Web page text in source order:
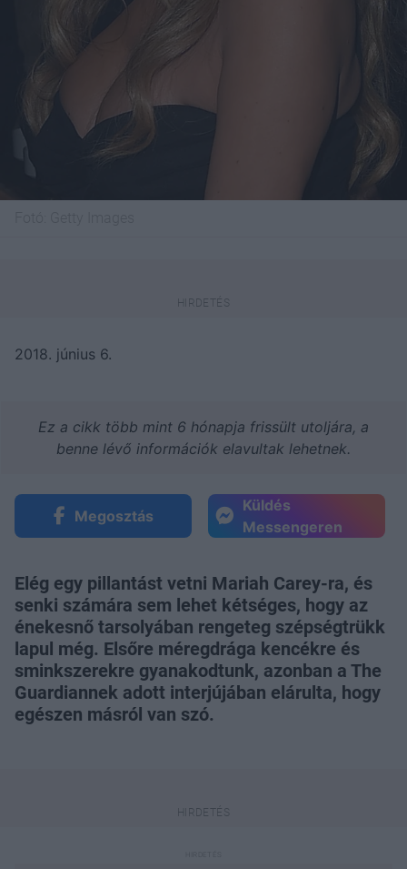
2018. június 6.
Ez a cikk több mint 6 hónapja frissült utoljára, a
benne lévő információk elavultak lehetnek.
Megosztás
Küldés
Messengeren
Elég egy pillantást vetni Mariah Carey-ra, és
senki számára sem lehet kétséges, hogy az
énekesnő tarsolyában rengeteg szépségtrükk
lapul még. Elsőre méregdrága kencékre és
sminkszerekre gyanakodtunk, azonban a The
Guardiannek adott interjújában elárulta, hogy
egészen másról van szó.